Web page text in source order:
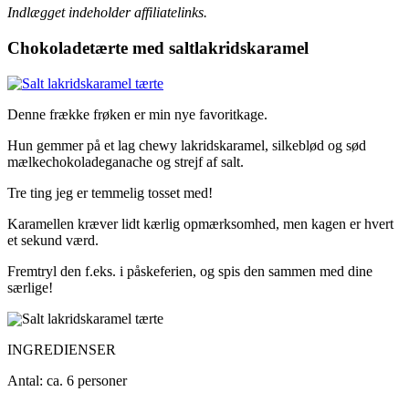
Indlægget indeholder affiliatelinks.
Chokoladetærte med saltlakridskaramel
Denne frække frøken er min nye favoritkage.
Hun gemmer på et lag chewy lakridskaramel, silkeblød og sød
mælkechokoladeganache og strejf af salt.
Tre ting jeg er temmelig tosset med!
Karamellen kræver lidt kærlig opmærksomhed, men kagen er hvert
et sekund værd.
Fremtryl den f.eks. i påskeferien, og spis den sammen med dine
særlige!
INGREDIENSER
Antal: ca. 6 personer